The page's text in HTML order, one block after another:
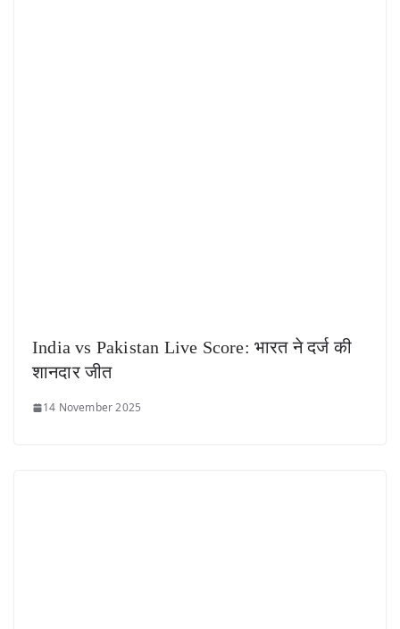
India vs Pakistan Live Score: भारत ने दर्ज की
शानदार जीत
14 November 2025